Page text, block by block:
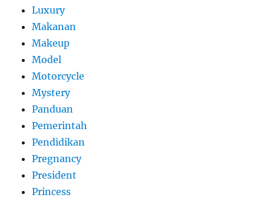
Luxury
Makanan
Makeup
Model
Motorcycle
Mystery
Panduan
Pemerintah
Pendidikan
Pregnancy
President
Princess